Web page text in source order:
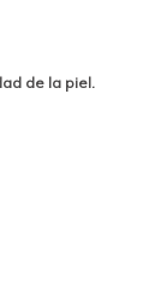
de la piel.